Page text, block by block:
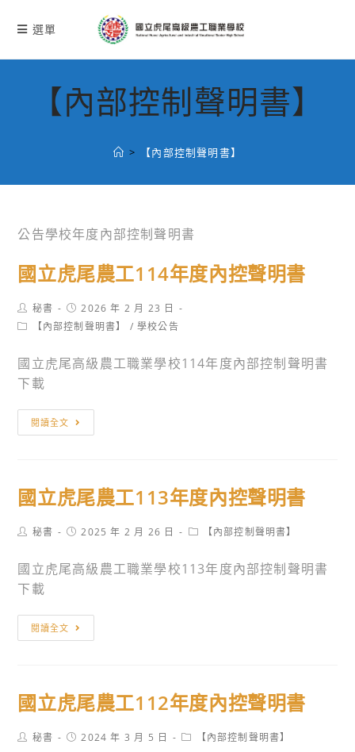
選單
【內部控制聲明書】
> 【內部控制聲明書】
公告學校年度內部控制聲明書
國立虎尾農工114年度內控聲明書
Post
author:
秘書
Post
published:
2026 年 2 月 23 日
Post【內部控制聲明書】 / 學校公告
國立虎尾高級農工職業學校114年度內部控制聲明書
下載
閱讀全文
立
農
114
度
控
聲
國立虎尾農工113年度內控聲明書
Post秘書
Post2025 年 2 月 26 日
Post【內部控制聲明書】
國立虎尾高級農工職業學校113年度內部控制聲明書
下載
閱讀全文
立
農
113
國立虎尾農工112年度內控聲明書
Post秘書
Post2024 年 3 月 5 日
Post【內部控制聲明書】